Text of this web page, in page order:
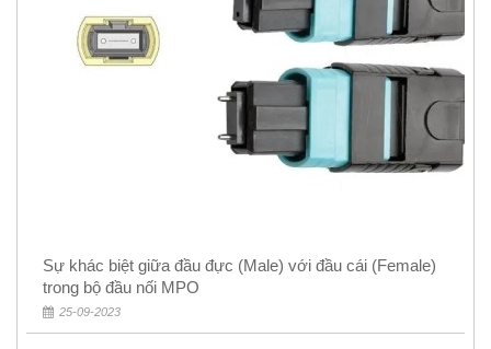
Sự khác biệt giữa đầu đực (Male) với đầu cái (Female)
trong bộ đầu nối MPO
25-09-2023